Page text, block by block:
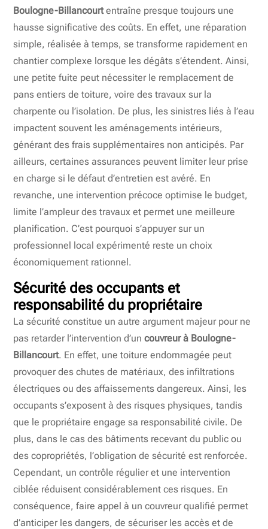
Boulogne-Billancourtentraîne presque toujours une
hausse significative des coûts. En effet, une réparation
simple, réalisée à temps, se transforme rapidement en
chantier complexe lorsque les dégâts s’étendent. Ainsi,
une petite fuite peut nécessiter le remplacement de
pans entiers de toiture, voire des travaux sur la
charpente ou l’isolation. De plus, les sinistres liés à l’eau
impactent souvent les aménagements intérieurs,
générant des frais supplémentaires non anticipés. Par
ailleurs, certaines assurances peuvent limiter leur prise
en charge si le défaut d’entretien est avéré. En
revanche, une intervention précoce optimise le budget,
limite l’ampleur des travaux et permet une meilleure
planification. C’est pourquoi s’appuyer sur un
professionnel local expérimenté reste un choix
économiquement rationnel.
Sécurité des occupants et
responsabilité du propriétaire
La sécurité constitue un autre argument majeur pour ne
pas retarder l’intervention d’uncouvreur à Boulogne-
Billancourt. En effet, une toiture endommagée peut
provoquer des chutes de matériaux, des infiltrations
électriques ou des affaissements dangereux. Ainsi, les
occupants s’exposent à des risques physiques, tandis
que le propriétaire engage sa responsabilité civile. De
plus, dans le cas des bâtiments recevant du public ou
des copropriétés, l’obligation de sécurité est renforcée.
Cependant, un contrôle régulier et une intervention
ciblée réduisent considérablement ces risques. En
conséquence, faire appel à un couvreur qualifié permet
d’anticiper les dangers, de sécuriser les accès et de